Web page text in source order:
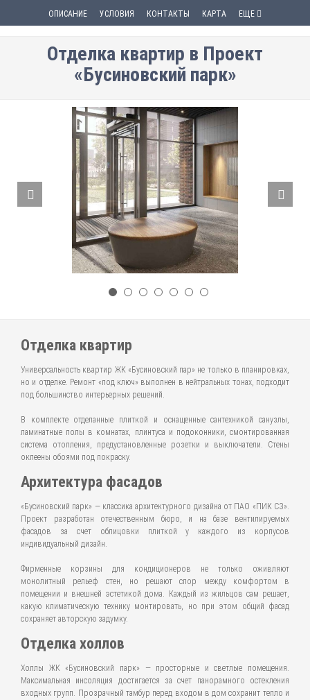
ОПИСАНИЕ УСЛОВИЯ КОНТАКТЫ КАРТА ЕЩЕ
Отделка квартир в Проект
«Бусиновский парк»
Отделка квартир
Универсальность квартир ЖК «Бусиновский пар» не только в планировках,
но и отделке. Ремонт «под ключ» выполнен в нейтральных тонах, подходит
под большинство интерьерных решений.
В комплекте отделанные плиткой и оснащенные сантехникой санузлы,
ламинатные полы в комнатах, плинтуса и подоконники, смонтированная
система отопления, предустановленные розетки и выключатели. Стены
оклеены обоями под покраску.
Архитектура фасадов
«Бусиновский парк» — классика архитектурного дизайна от ПАО «ПИК СЗ».
Проект разработан отечественным бюро, и на базе вентилируемых
фасадов за счет облицовки плиткой у каждого из корпусов
индивидуальный дизайн.
Фирменные корзины для кондиционеров не только оживляют
монолитный рельеф стен, но решают спор между комфортом в
помещении и внешней эстетикой дома. Каждый из жильцов сам решает,
какую климатическую технику монтировать, но при этом общий фасад
сохраняет авторскую задумку.
Отделка холлов
Холлы ЖК «Бусиновский парк» — просторные и светлые помещения.
Максимальная инсоляция достигается за счет панорамного остекления
входных групп. Прозрачный тамбур перед входом в дом сохранит тепло и